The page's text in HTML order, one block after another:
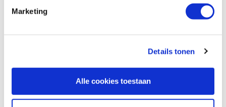
Marketing
Details tonen
Alle cookies toestaan